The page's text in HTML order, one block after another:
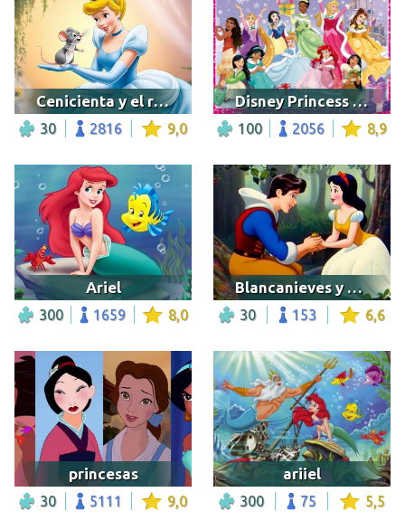
Cenicienta y el ratón
30 2816 9,0
Disney Princess Christmas
100 2056 8,9
Ariel
300 1659 8,0
Blancanieves y el Príncipe Azul
30 153 6,6
princesas
30 5111 9,0
ariiel
300 75 5,5